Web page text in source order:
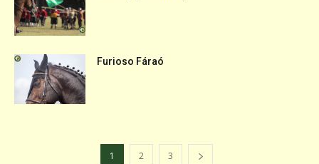
Furioso Fáraó
1 2 3